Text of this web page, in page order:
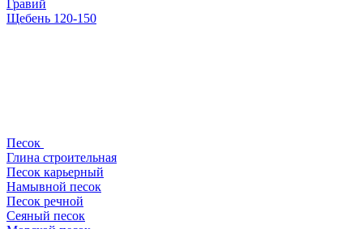
Гравий
Щебень 120-150
Песок
Глина строительная
Песок карьерный
Намывной песок
Песок речной
Сеяный песок